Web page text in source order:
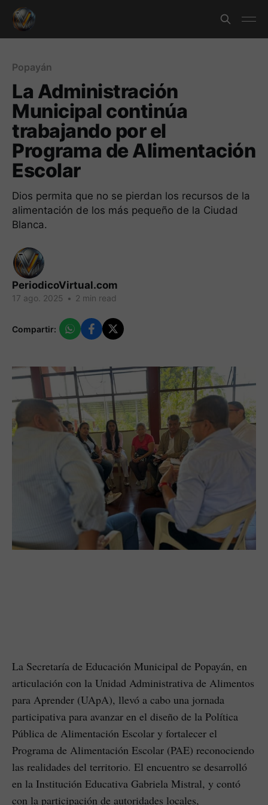
Popayán
La Administración
Municipal continúa
trabajando por el
Programa de Alimentación
Escolar
Dios permita que no se pierdan los recursos de la
alimentación de los más pequeño de la Ciudad
Blanca.
PeriodicoVirtual.com
17 ago. 2025 • 2 min read
Compartir:
La Secretaría de Educación Municipal de Popayán, en
articulación con la Unidad Administrativa de Alimentos
para Aprender (UApA), llevó a cabo una jornada
participativa para avanzar en el diseño de la Política
Pública de Alimentación Escolar y fortalecer el
Programa de Alimentación Escolar (PAE) reconociendo
las realidades del territorio. El encuentro se desarrolló
en la Institución Educativa Gabriela Mistral, y contó
con la participación de autoridades locales,